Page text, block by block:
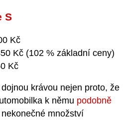
S
Kč
Kč (102 % základní ceny)
Kč
krávou nejen proto, že
k němu podobně
množství